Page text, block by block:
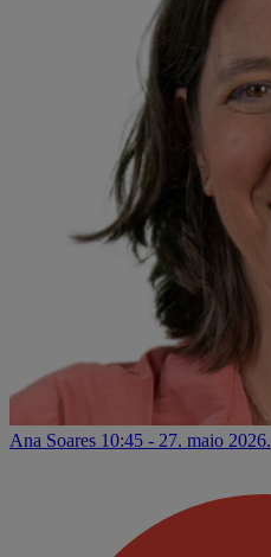
Ana Soares 10:45 - 27. maio 2026.